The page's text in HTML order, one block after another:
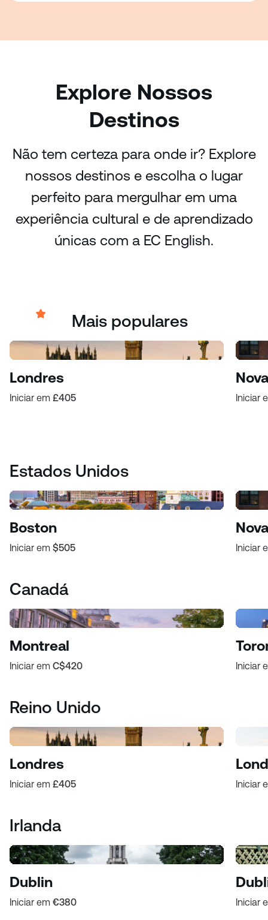
Explore Nossos
Destinos
Não tem certeza para onde ir? Explore
nossos destinos e escolha o lugar
perfeito para mergulhar em uma
experiência cultural e de aprendizado
únicas com a EC English.
Mais populares
Londres
Iniciar em £405 Iniciar
Estados Unidos
Boston
Iniciar em $505 Iniciar
Canadá
Montreal
Iniciar em C$420 Iniciar
Reino Unido
Londres
Iniciar em £405 Iniciar
Irlanda
Dublin
Iniciar em €380 Iniciar